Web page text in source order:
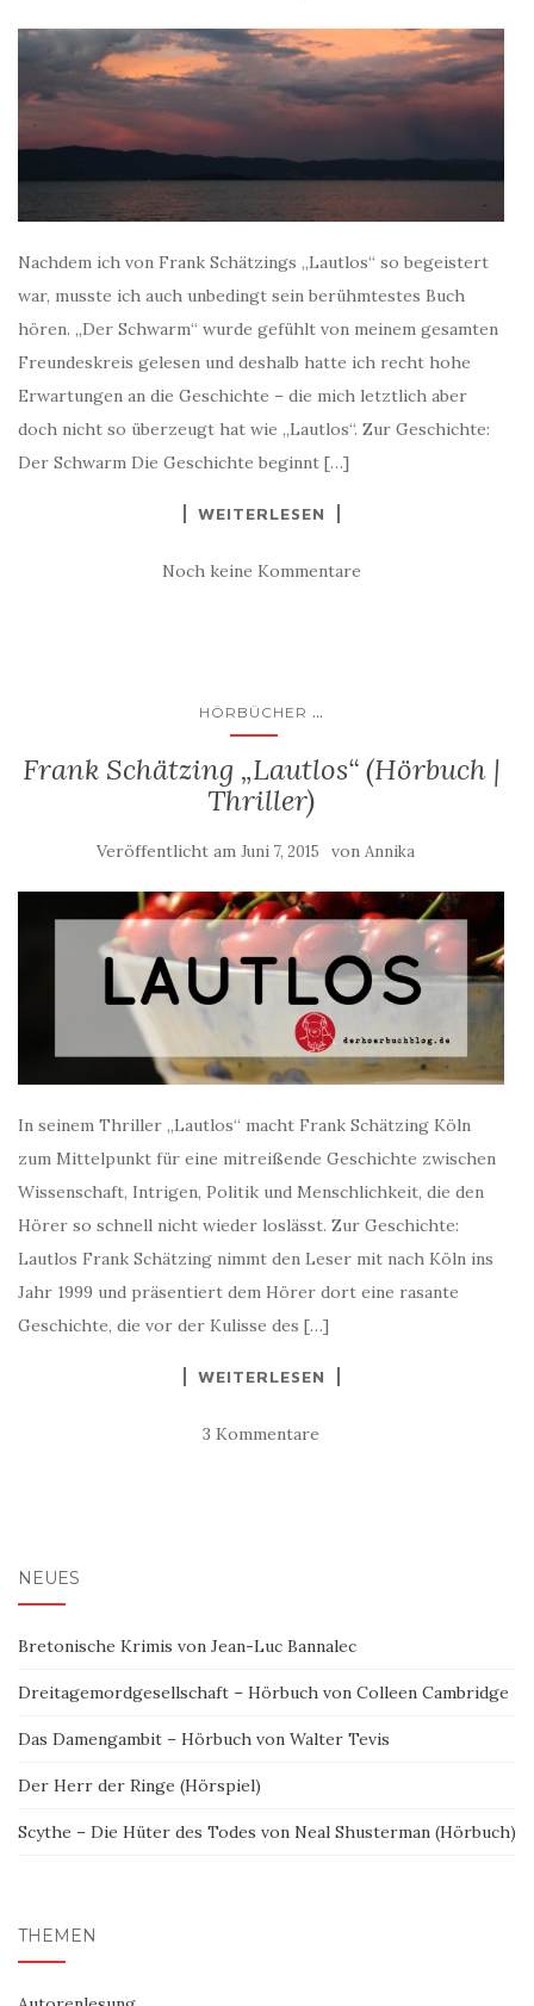
Nachdem ich von Frank Schätzings „Lautlos“ so begeistert
war, musste ich auch unbedingt sein berühmtestes Buch
hören. „Der Schwarm“ wurde gefühlt von meinem gesamten
Freundeskreis gelesen und deshalb hatte ich recht hohe
Erwartungen an die Geschichte – die mich letztlich aber
doch nicht so überzeugt hat wie „Lautlos“. Zur Geschichte:
Der Schwarm Die Geschichte beginnt […]
WEITERLESEN
Noch keine Kommentare
HÖRBÜCHER ...
Frank Schätzing „Lautlos“ (Hörbuch |
Thriller)
Veröffentlicht am Juni 7, 2015 von Annika
In seinem Thriller „Lautlos“ macht Frank Schätzing Köln
zum Mittelpunkt für eine mitreißende Geschichte zwischen
Wissenschaft, Intrigen, Politik und Menschlichkeit, die den
Hörer so schnell nicht wieder loslässt. Zur Geschichte:
Lautlos Frank Schätzing nimmt den Leser mit nach Köln ins
Jahr 1999 und präsentiert dem Hörer dort eine rasante
Geschichte, die vor der Kulisse des […]
WEITERLESEN
3 Kommentare
NEUES
Bretonische Krimis von Jean-Luc Bannalec
Dreitagemordgesellschaft – Hörbuch von Colleen Cambridge
Das Damengambit – Hörbuch von Walter Tevis
Der Herr der Ringe (Hörspiel)
Scythe – Die Hüter des Todes von Neal Shusterman (Hörbuch)
THEMEN